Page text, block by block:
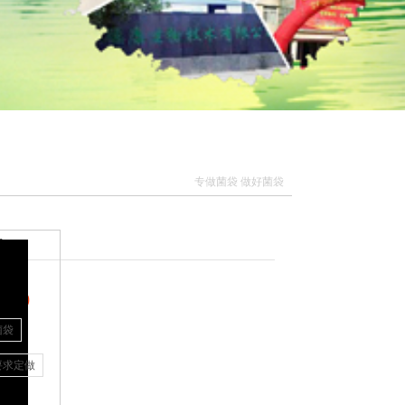
专做菌袋 做好菌袋
袋
求定做